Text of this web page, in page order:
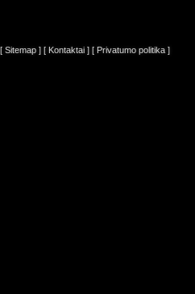
[ Sitemap ] [ Kontaktai ] [ Privatumo politika ]